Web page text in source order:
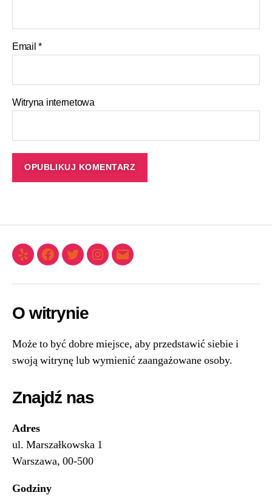
Email*
Witryna internetowa
O witrynie
Może to być dobre miejsce, aby przedstawić siebie i
swoją witrynę lub wymienić zaangażowane osoby.
Znajdź nas
Adres
ul. Marszałkowska 1
Warszawa, 00-500
Godziny